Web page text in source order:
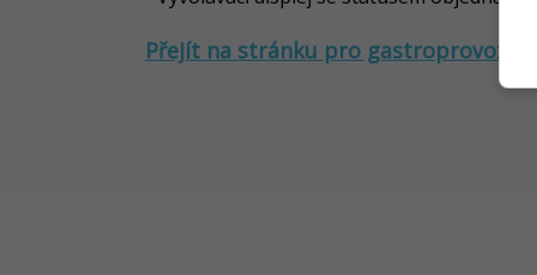
Přejít na stránku pro gastroprovozy >